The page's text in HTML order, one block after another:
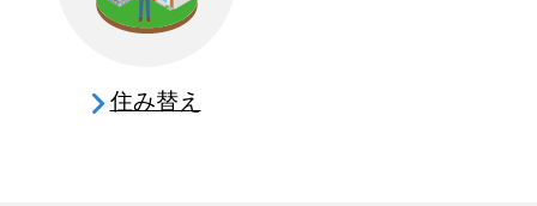
住み替え